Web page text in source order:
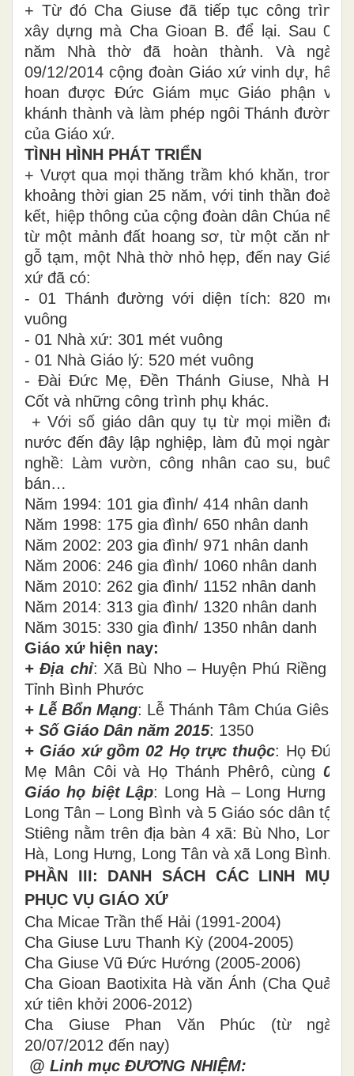
+ Từ đó Cha Giuse đã tiếp tục công trình
xây dựng mà Cha Gioan B. để lại. Sau 02
năm Nhà thờ đã hoàn thành. Và ngày
09/12/2014 cộng đoàn Giáo xứ vinh dự, hân
hoan được Đức Giám mục Giáo phận về
khánh thành và làm phép ngôi Thánh đường
của Giáo xứ.
TÌNH HÌNH PHÁT TRIỂN
+ Vượt qua mọi thăng trầm khó khăn, trong
khoảng thời gian 25 năm, với tinh thần đoàn
kết, hiệp thông của cộng đoàn dân Chúa nên
từ một mảnh đất hoang sơ, từ một căn nhà
gỗ tạm, một Nhà thờ nhỏ hẹp, đến nay Giáo
xứ đã có:
- 01 Thánh đường với diện tích: 820 mét
vuông
- 01 Nhà xứ: 301 mét vuông
- 01 Nhà Giáo lý: 520 mét vuông
- Đài Đức Mẹ, Đền Thánh Giuse, Nhà Hài
Cốt và những công trình phụ khác.
+ Với số giáo dân quy tụ từ mọi miền đất
nước đến đây lập nghiệp, làm đủ mọi ngành
nghề: Làm vườn, công nhân cao su, buôn
bán…
Năm 1994: 101 gia đình/ 414 nhân danh
Năm 1998: 175 gia đình/ 650 nhân danh
Năm 2002: 203 gia đình/ 971 nhân danh
Năm 2006: 246 gia đình/ 1060 nhân danh
Năm 2010: 262 gia đình/ 1152 nhân danh
Năm 2014: 313 gia đình/ 1320 nhân danh
Năm 3015: 330 gia đình/ 1350 nhân danh
Giáo xứ hiện nay:
+ Địa chỉ: Xã Bù Nho – Huyện Phú Riềng –
Tỉnh Bình Phước
+ Lễ Bổn Mạng: Lễ Thánh Tâm Chúa Giêsu
+ Số Giáo Dân năm 2015: 1350
+ Giáo xứ gồm 02 Họ trực thuộc: Họ Đức
Mẹ Mân Côi và Họ Thánh Phêrô, cùng 04
Giáo họ biệt Lập: Long Hà – Long Hưng –
Long Tân – Long Bình và 5 Giáo sóc dân tộc
Stiêng nằm trên địa bàn 4 xã: Bù Nho, Long
Hà, Long Hưng, Long Tân và xã Long Bình.
PHẦN III: DANH SÁCH CÁC LINH MỤC
PHỤC VỤ GIÁO XỨ
Cha Micae Trần thế Hải (1991-2004)
Cha Giuse Lưu Thanh Kỳ (2004-2005)
Cha Giuse Vũ Đức Hướng (2005-2006)
Cha Gioan Baotixita Hà văn Ánh (Cha Quản
xứ tiên khởi 2006-2012)
Cha Giuse Phan Văn Phúc (từ ngày
20/07/2012 đến nay)
@ Linh mục ĐƯƠNG NHIỆM: